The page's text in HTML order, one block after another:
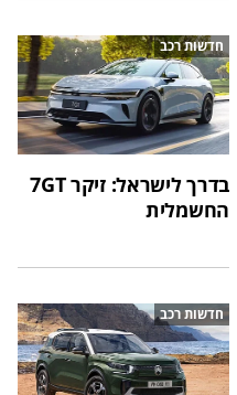
חדשות רכב
בדרך לישראל: זיקר 7GT
החשמלית
חדשות רכב